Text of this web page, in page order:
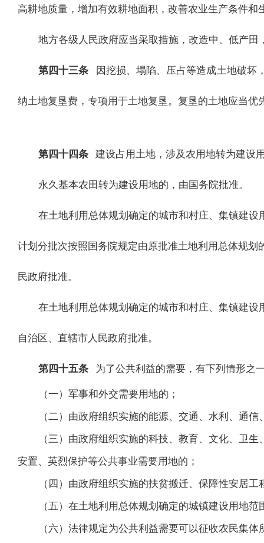
高耕地质量，增加有效耕地面积，改善农业生产条件和
地方各级人民政府应当采取措施，改造中、低产田
第四十三条 因挖损、塌陷、压占等造成土地破坏
纳土地复垦费，专项用于土地复垦。复垦的土地应当优
第四十四条 建设占用土地，涉及农用地转为建设
永久基本农田转为建设用地的，由国务院批准。
在土地利用总体规划确定的城市和村庄、集镇建
计划分批次按照国务院规定由原批准土地利用总体规
民政府批准。
在土地利用总体规划确定的城市和村庄、集镇建
自治区、直辖市人民政府批准。
第四十五条 为了公共利益的需要，有下列情形之
（一）军事和外交需要用地的；
（二）由政府组织实施的能源、交通、水利、通
（三）由政府组织实施的科技、教育、文化、卫
安置、英烈保护等公共事业需要用地的；
（四）由政府组织实施的扶贫搬迁、保障性安居
（五）在土地利用总体规划确定的城镇建设用地
（六）法律规定为公共利益需要可以征收农民集